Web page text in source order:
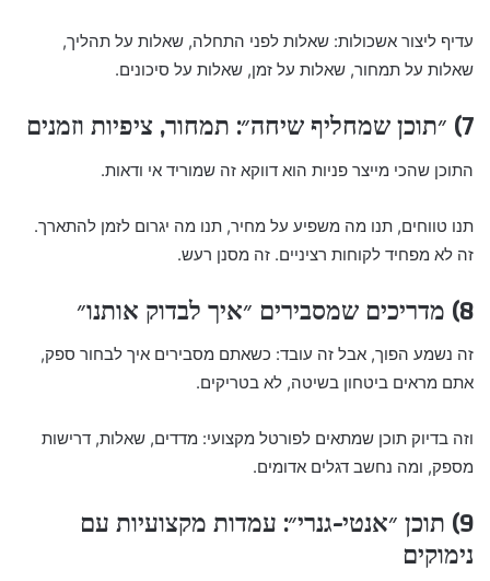
עדיף ליצור אשכולות: שאלות לפני התחלה, שאלות על תהליך,
שאלות על תמחור, שאלות על זמן, שאלות על סיכונים.
7) ״תוכן שמחליף שיחה״: תמחור, ציפיות וזמנים
התוכן שהכי מייצר פניות הוא דווקא זה שמוריד אי ודאות.
תנו טווחים, תנו מה משפיע על מחיר, תנו מה יגרום לזמן להתארך.
זה לא מפחיד לקוחות רציניים. זה מסנן רעש.
8) מדריכים שמסבירים ״איך לבדוק אותנו״
זה נשמע הפוך, אבל זה עובד: כשאתם מסבירים איך לבחור ספק,
אתם מראים ביטחון בשיטה, לא בטריקים.
וזה בדיוק תוכן שמתאים לפורטל מקצועי: מדדים, שאלות, דרישות
מספק, ומה נחשב דגלים אדומים.
9) תוכן ״אנטי-גנרי״: עמדות מקצועיות עם
נימוקים